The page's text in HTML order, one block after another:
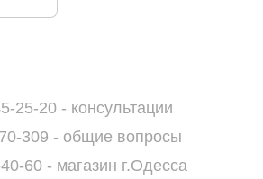
25-20 - консультации
309 - общие вопросы
60 - магазин г.Одесса